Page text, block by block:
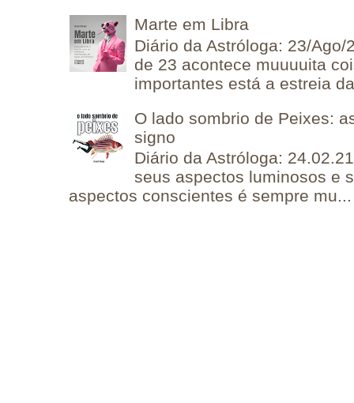
Marte em Libra
Diário da Astróloga: 23/
de 23 acontece muuuuita
importantes está a estreia
O lado sombrio de Peixes:
signo
Diário da Astróloga:
seus aspectos luminosos e
aspectos conscientes é sempre mu...